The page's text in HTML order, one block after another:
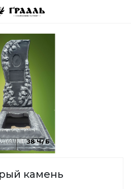
камень